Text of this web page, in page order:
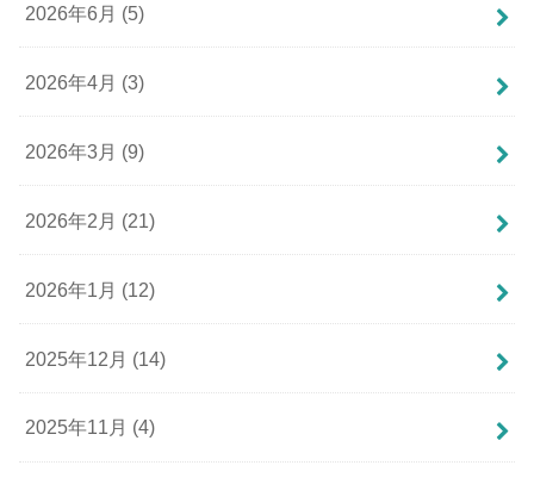
2026年6月 (5)
2026年4月 (3)
2026年3月 (9)
2026年2月 (21)
2026年1月 (12)
2025年12月 (14)
2025年11月 (4)